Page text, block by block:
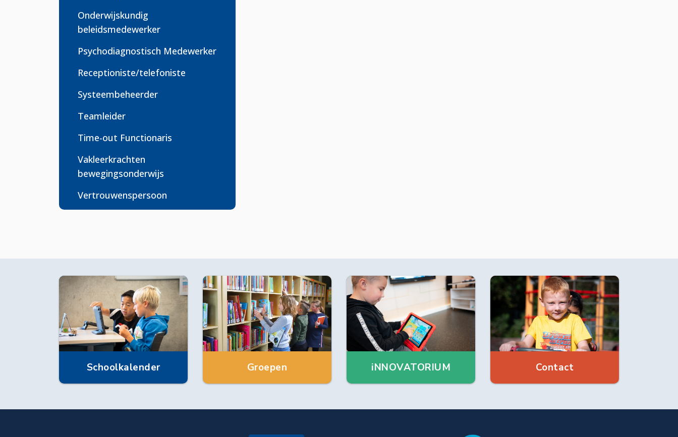
Onderwijskundig
beleidsmedewerker
Psychodiagnostisch Medewerker
Receptioniste/telefoniste
Systeembeheerder
Teamleider
Time-out Functionaris
Vakleerkrachten
bewegingsonderwijs
Vertrouwenspersoon
Schoolkalender Groepen iNNOVATORIUM Contact